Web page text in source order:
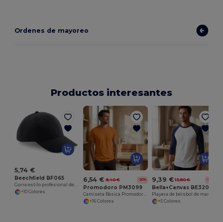
Ordenes de mayoreo
Productos interesantes
5,74 €
Beechfield BF065
+10 Colores
6,54 € 9,40 € -30%
Promodoro PM3099
+16 Colores
9,39 € 13,80 € -32%
Bella+Canvas BE3200
+5 Colores